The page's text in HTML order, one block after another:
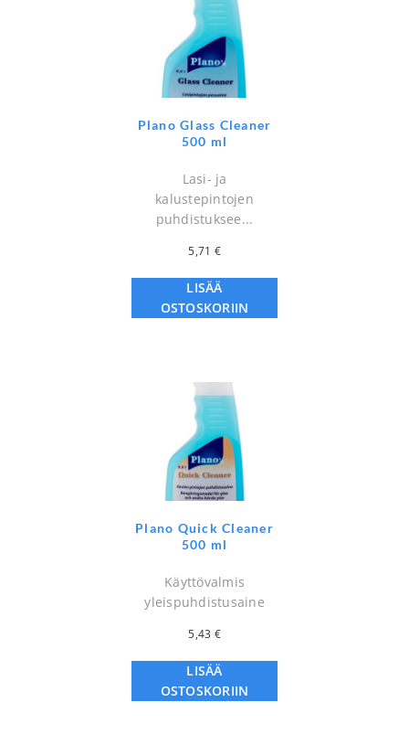
Plano Glass Cleaner
500 ml
Lasi- ja
kalustepintojen
puhdistuksee...
5,71 €
LISÄÄ
OSTOSKORIIN
Plano Quick Cleaner
500 ml
Käyttövalmis
yleispuhdistusaine
5,43 €
LISÄÄ
OSTOSKORIIN